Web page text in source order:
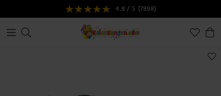
4.8 / 5 (7898)